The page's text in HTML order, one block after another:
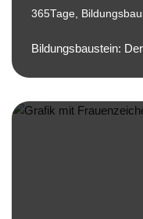
365Tage
Bildungsbaustein: